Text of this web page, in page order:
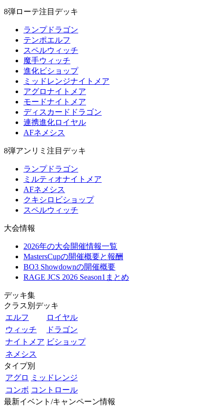
8弾ローテ注目デッキ
ランプドラゴン
テンポエルフ
スペルウィッチ
魔手ウィッチ
進化ビショップ
ミッドレンジナイトメア
アグロナイトメア
モードナイトメア
ディスカードドラゴン
連携進化ロイヤル
AFネメシス
8弾アンリミ注目デッキ
ランプドラゴン
ミルティオナイトメア
AFネメシス
クキシロビショップ
スペルウィッチ
大会情報
2026年の大会開催情報一覧
MastersCupの開催概要と報酬
BO3 Showdownの開催概要
RAGE JCS 2026 Season1まとめ
デッキ集
クラス別デッキ
エルフ
ロイヤル
ウィッチ
ドラゴン
ナイトメア ビショップ
ネメシス
タイプ別
アグロ
ミッドレンジ
コンボ コントロール
最新イベント/キャンペーン情報